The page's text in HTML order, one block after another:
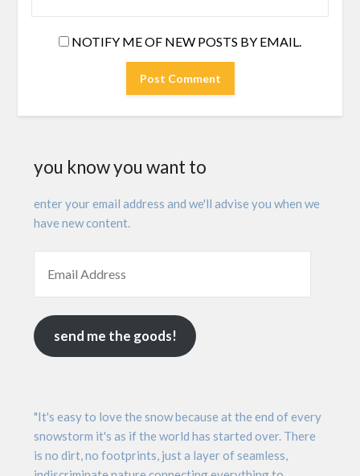
NOTIFY ME OF NEW POSTS BY EMAIL.
you know you want to
enter your email address and we'll advise you when we
have new content.
send me the goods!
"It's easy to love the snow because at the end of every
snowstorm it's as if the world has started over. There
is no dirt, no footprints, just a layer of seamless,